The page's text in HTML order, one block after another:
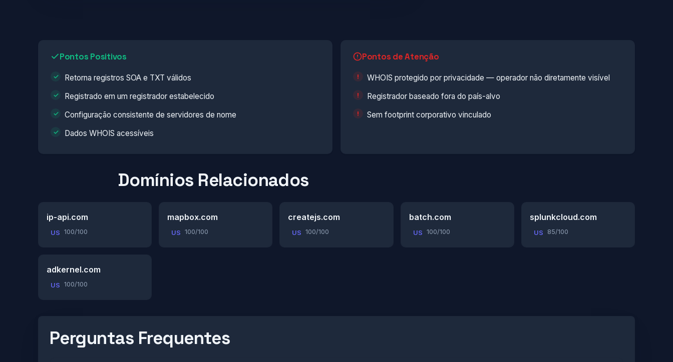
Pontos Positivos
Retorna registros SOA e TXT válidos
Registrado em um registrador estabelecido
Configuração consistente de servidores de nome
Dados WHOIS acessíveis
Pontos de Atenção
WHOIS protegido por privacidade — operador não diretamente visível
Registrador baseado fora do país-alvo
Sem footprint corporativo vinculado
Domínios Relacionados
ip-api.com
US 100/100
mapbox.com
US 100/100
createjs.com
US 100/100
batch.com
US 100/100
splunkcloud.com
US 85/100
adkernel.com
US 100/100
Perguntas Frequentes